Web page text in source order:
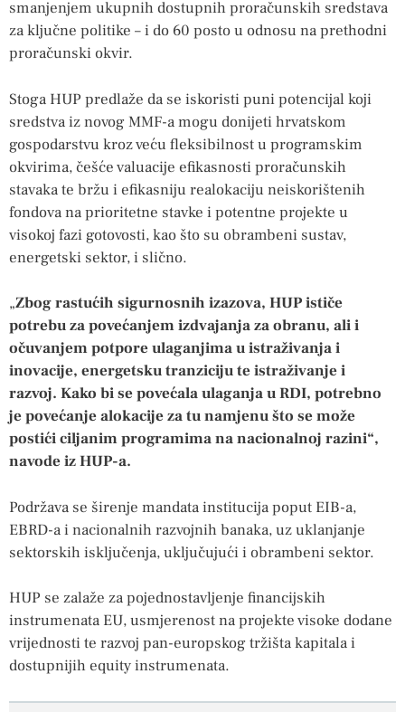
smanjenjem ukupnih dostupnih proračunskih sredstava
za ključne politike – i do 60 posto u odnosu na prethodni
proračunski okvir.
Stoga HUP predlaže da se iskoristi puni potencijal koji
sredstva iz novog MMF-a mogu donijeti hrvatskom
gospodarstvu kroz veću fleksibilnost u programskim
okvirima, češće valuacije efikasnosti proračunskih
stavaka te bržu i efikasniju realokaciju neiskorištenih
fondova na prioritetne stavke i potentne projekte u
visokoj fazi gotovosti, kao što su obrambeni sustav,
energetski sektor, i slično.
„Zbog rastućih sigurnosnih izazova, HUP ističe
potrebu za povećanjem izdvajanja za obranu, ali i
očuvanjem potpore ulaganjima u istraživanja i
inovacije, energetsku tranziciju te istraživanje i
razvoj. Kako bi se povećala ulaganja u RDI, potrebno
je povećanje alokacije za tu namjenu što se može
postići ciljanim programima na nacionalnoj razini“,
navode iz HUP-a.
Podržava se širenje mandata institucija poput EIB-a,
EBRD-a i nacionalnih razvojnih banaka, uz uklanjanje
sektorskih isključenja, uključujući i obrambeni sektor.
HUP se zalaže za pojednostavljenje financijskih
instrumenata EU, usmjerenost na projekte visoke dodane
vrijednosti te razvoj pan-europskog tržišta kapitala i
dostupnijih equity instrumenata.